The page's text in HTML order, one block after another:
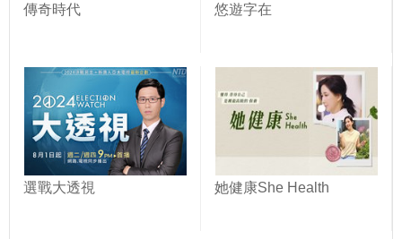
傳奇時代 悠遊字在
選戰大透視 她健康She Health